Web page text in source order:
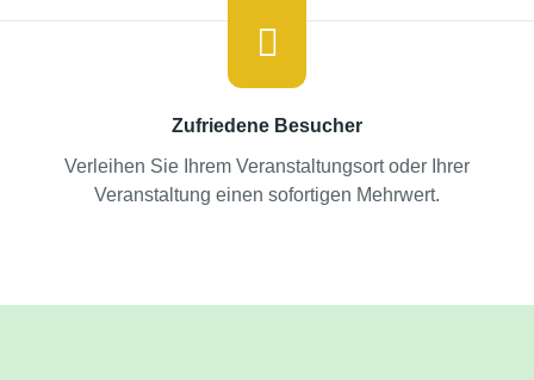
Zufriedene Besucher
Verleihen Sie Ihrem Veranstaltungsort oder Ihrer
Veranstaltung einen sofortigen Mehrwert.